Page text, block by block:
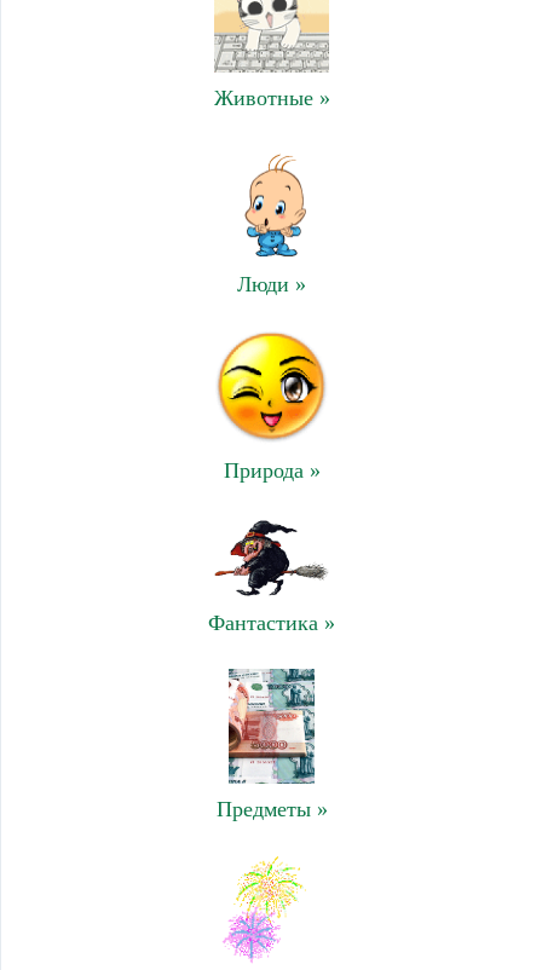
Животные »
Люди »
Природа »
Фантастика »
Предметы »